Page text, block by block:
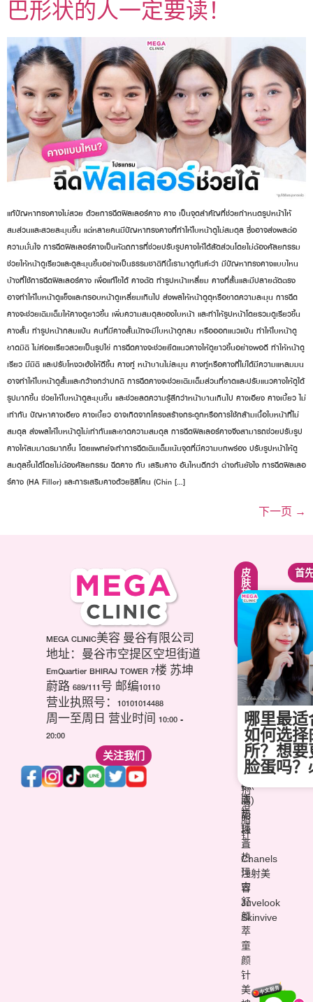
巴形状的人一定要读！
แก้ปัญหาทรงคางไม่สวย ด้วยการฉีดฟิลเลอร์คาง คาง เป็นจุดสำคัญที่ช่วยกำหนดรูปหน้าให้
สมส่วนและสวยละมุนขึ้น แต่หลายคนมีปัญหาทรงคางที่ทำให้ใบหน้าดูไม่สมดุล ซึ่งอาจส่งผลต่อ
ความมั่นใจ การฉีดฟิลเลอร์คางเป็นหัตถการที่ช่วยปรับรูปคางให้ได้สัดส่วนโดยไม่ต้องศัลยกรรม
ช่วยให้หน้าดูเรียวและดูละมุนขึ้นอย่างเป็นธรรมชาติทีนี้เรามาดูกันค่ะว่า มีปัญหาทรงคางแบบไหน
บ้างที่ใช้การฉีดฟิลเลอร์คาง เพื่อแก้ไขได้ คางตัด ทำรูปหน้าเหลี่ยม คางที่สั้นและมีปลายตัดตรง
อาจทำให้ใบหน้าดูแข็งและกรอบหน้าดูเหลี่ยมเกินไป ส่งผลให้หน้าดูดุหรือขาดความละมุน การฉีด
คางจะช่วยเติมเต็มให้คางดูยาวขึ้น เพิ่มความสมดุลของใบหน้า และทำให้รูปหน้าโดยรวมดูเรียวขึ้น
คางสั้น ทำรูปหน้ากลมแป้น คนที่มีคางสั้นมักจะมีใบหน้าดูกลม หรือออกแนวแป้น ทำให้ใบหน้าดู
ขาดมิติ ไม่ค่อยเรียวสวยเป็นรูปไข่ การฉีดคางจะช่วยยืดแนวคางให้ดูยาวขึ้นอย่างพอดี ทำให้หน้าดู
เรียว มีมิติ และปรับโหงวเฮ้งให้ดีขึ้น คางทู่ หน้าบานไม่ละมุน คางทู่หรือคางที่ไม่ได้มีความแหลมมน
อาจทำให้ใบหน้าดูสั้นและกว้างกว่าปกติ การฉีดคางจะช่วยเติมเต็มส่วนที่ขาดและปรับแนวคางให้ดูได้
รูปมากขึ้น ช่วยให้ใบหน้าดูละมุนขึ้น และช่วยลดความรู้สึกว่าหน้าบานเกินไป คางเอียง คางเบี้ยว ไม่
เท่ากัน ปัญหาคางเอียง คางเบี้ยว อาจเกิดจากโครงสร้างกระดูกหรือการใช้กล้ามเนื้อใบหน้าที่ไม่
สมดุล ส่งผลให้ใบหน้าดูไม่เท่ากันและขาดความสมดุล การฉีดฟิลเลอร์คางจึงสามารถช่วยปรับรูป
คางให้สมมาตรมากขึ้น โดยแพทย์จะทำการฉีดเติมเต็มเน้นจุดที่มีความบกพร่อง ปรับรูปหน้าให้ดู
สมดุลขึ้นได้โดยไม่ต้องศัลยกรรม ฉีดคาง กับ เสริมคาง อันไหนดีกว่า ต่างกันยังไง การฉีดฟิลเลอ
ร์คาง (HA Filler) และการเสริมคางด้วยซิลิโคน (Chin […]
下一页 →
MEGA CLINIC美容 曼谷有限公司
地址：曼谷市空提区空坦街道
EmQuartier BHIRAJ TOWER 7楼 苏坤
蔚路 689/111号 邮编10110
营业执照号：10101014488
周一至周日 营业时间 10:00 -
20:00
关注我们
面
部
轮
廓
肉
毒
杆
菌
(玻
尿
酸)
填
充
剂
溶
脂
针
紧
致
提
升
代
海
芙
音
波
(超
声
刀)
韩
版
热
玛
吉
热
玛
吉
舒
颜
萃
童
颜
针
美
皮
肤
护
理
针
祛
痘
疤
针
维
他
命
(点
滴)
丽
珠
兰
Chanels
注射美
容
Juvelook
Skinvive
首
哪里最
如何选
所？想要
脸蛋吗？